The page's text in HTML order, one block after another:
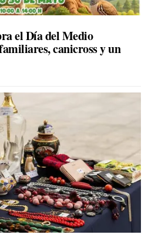
el Día del Medio
canicross y un